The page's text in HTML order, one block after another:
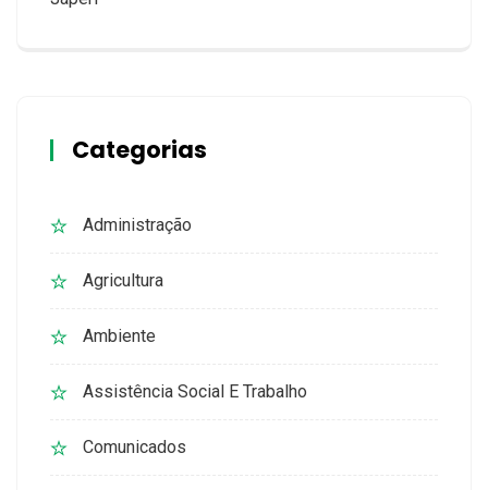
Categorias
Administração
Agricultura
Ambiente
Assistência Social E Trabalho
Comunicados